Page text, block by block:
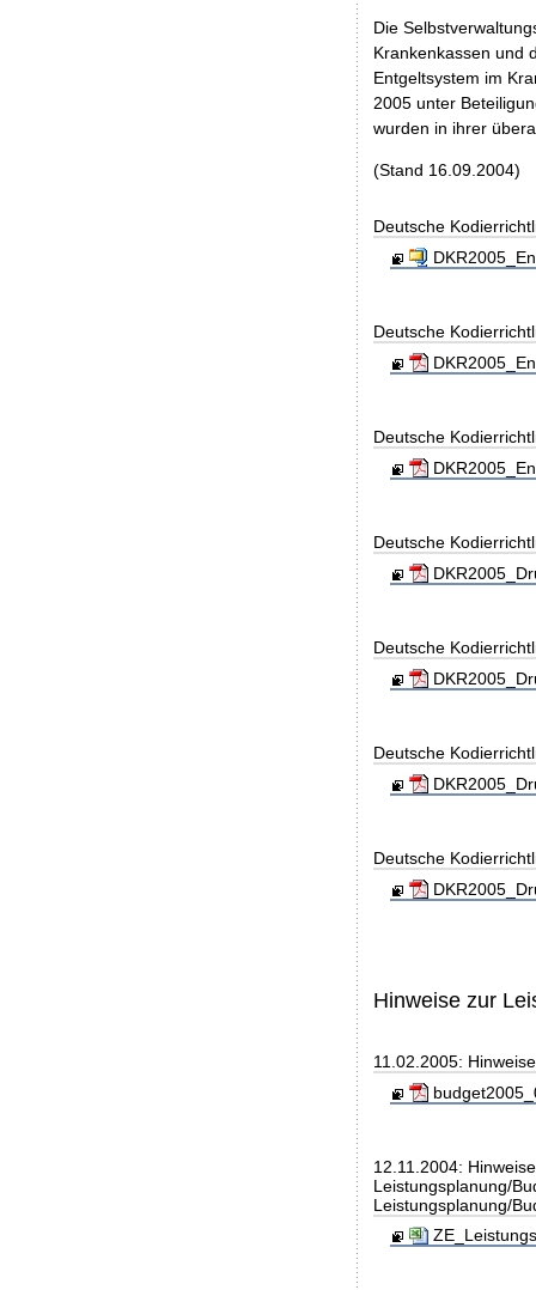
Die
Krankenkassen und
Entgeltsystem im
2005 unter
wurden in ihrer
(Stand 16.09.2004)
Deutsche
Deutsche
Deutsche
Deutsche
Deutsche
Deutsche
Deutsche
Hinweise zur
11.02.2005:
12.11.2004:
Leistungsplanung/
Leistungsplanung/